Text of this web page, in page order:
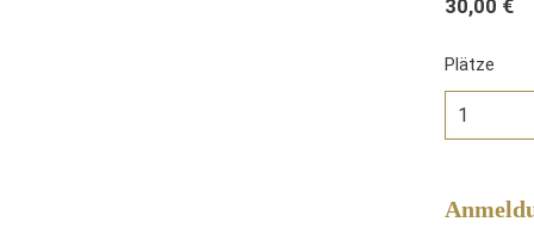
30,00 €
Plätze